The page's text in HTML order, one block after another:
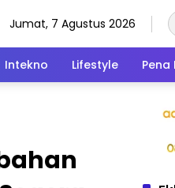
Jumat, 7 Agustus 2026
Intekno Lifestyle Pena